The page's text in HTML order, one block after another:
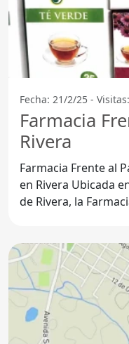
Fecha: 21/2/25 -
Farmacia
Rivera
Farmacia Frente al
en Rivera Ubicada en el corazón del Departamento
de Rivera, la